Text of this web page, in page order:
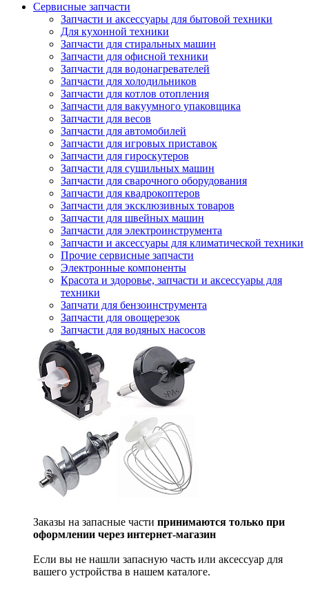
Сервисные запчасти
Запчасти и аксессуары для бытовой техники
Для кухонной техники
Запчасти для стиральных машин
Запчасти для офисной техники
Запчасти для водонагревателей
Запчасти для холодильников
Запчасти для котлов отопления
Запчасти для вакуумного упаковщика
Запчасти для весов
Запчасти для автомобилей
Запчасти для игровых приставок
Запчасти для гироскутеров
Запчасти для сушильных машин
Запчасти для сварочного оборудования
Запчасти для квадрокоптеров
Запчасти для эксклюзивных товаров
Запчасти для швейных машин
Запчасти для электроинструмента
Запчасти и аксессуары для климатической техники
Прочие сервисные запчасти
Электронные компоненты
Красота и здоровье, запчасти и аксессуары для
техники
Запчати для бензоинструмента
Запчасти для овощерезок
Запчасти для водяных насосов
Заказы на запасные части принимаются только при
оформлении через интернет-магазин
Если вы не нашли запасную часть или аксессуар для
вашего устройства в нашем каталоге.